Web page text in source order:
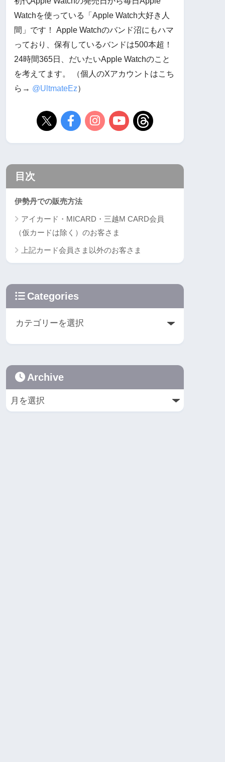
Watchを使っている「Apple Watch大好き人
間」です！ Apple Watchのバンド沼にもハマ
っており、保有しているバンドは500本超！
24時間365日、だいたいApple Watchのこと
を考えてます。 （個人のXアカウントはこち
ら→ @UltmateEz）
目次
伊勢丹での販売方法
アイカード・MICARD・三越M CARD会員
（仮カードは除く）のお客さま
上記カード会員さま以外のお客さま
Categories
Archive